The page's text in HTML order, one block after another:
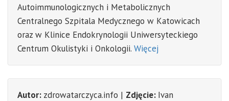
Autoimmunologicznych i Metabolicznych
Centralnego Szpitala Medycznego w Katowicach
oraz w Klinice Endokrynologii Uniwersyteckiego
Centrum Okulistyki i Onkologii. Więcej
Autor: zdrowatarczyca.info | Zdjęcie: Ivan